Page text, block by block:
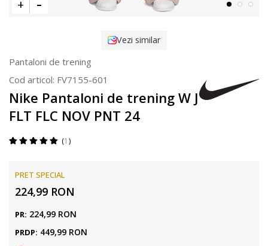
Vezi similar
Pantaloni de trening
Cod articol: FV7155-601
Nike Pantaloni de trening W J
FLT FLC NOV PNT 24
1
PRET SPECIAL
224,99 RON
PR: 224,99 RON
PRDP: 449,99 RON